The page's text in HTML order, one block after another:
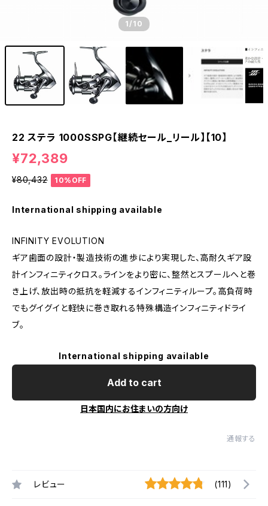
1/10
22 ステラ 1000SSPG【継続セール_リール】【10】
¥72,389
¥80,432 10%OFF
International shipping available
INFINITY EVOLUTION
ギア歯面の設計・製造技術の進歩により実現した、高耐久ギア設
計インフィニティクロス。ラインをより密に、整然とスプールへと巻
き上げ、放出時の抵抗を軽減するインフィニティループ。高負荷時
でもグイグイと軽快に巻き取れる特殊構造インフィニティドライ
ブ。
International shipping available
Add to cart
日本国内にお住まいの方向け
通報する
レビュー (111)